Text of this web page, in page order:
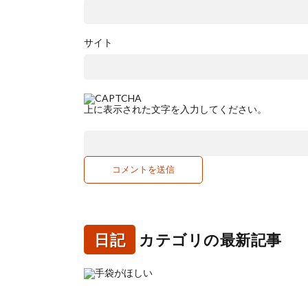
サイト
上に表示された文字を入力してください。
日記 カテゴリの最新記事